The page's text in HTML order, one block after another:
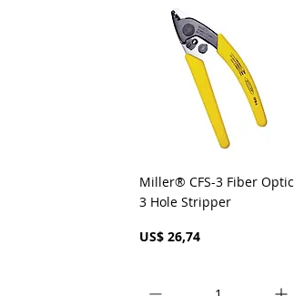
Visualização rápida
Miller® CFS-3 Fiber Optic
3 Hole Stripper
Preço
US$ 26,74